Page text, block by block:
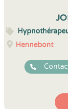
Hennebont